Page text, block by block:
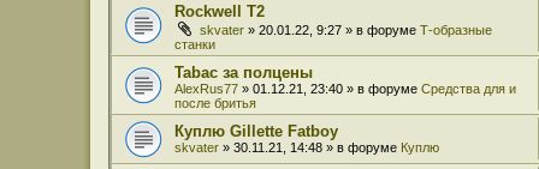
Rockwell T2
skvater » 20.01.22, 9:27 » в форуме Т-образные
станки
Tabac за полцены
AlexRus77 » 01.12.21, 23:40 » в форуме Средства для и
после бритья
Куплю Gillette Fatboy
skvater » 30.11.21, 14:48 » в форуме Куплю